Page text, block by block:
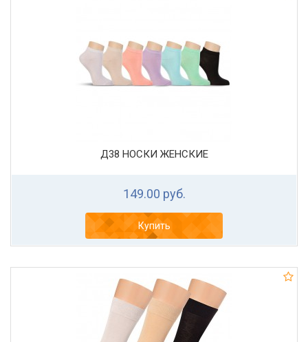
Д38 НОСКИ ЖЕНСКИЕ
149.00 руб.
Купить